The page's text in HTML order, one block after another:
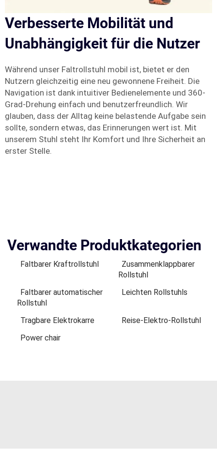
Verbesserte Mobilität und
Unabhängigkeit für die Nutzer
Während unser Faltrollstuhl mobil ist, bietet er den
Nutzern gleichzeitig eine neu gewonnene Freiheit. Die
Navigation ist dank intuitiver Bedienelemente und 360-
Grad-Drehung einfach und benutzerfreundlich. Wir
glauben, dass der Alltag keine belastende Aufgabe sein
sollte, sondern etwas, das Erinnerungen wert ist. Mit
unserem Stuhl steht Ihr Komfort und Ihre Sicherheit an
erster Stelle.
Verwandte Produktkategorien
Faltbarer Kraftrollstuhl
Zusammenklappbarer
Rollstuhl
Faltbarer automatischer
Rollstuhl
Leichten Rollstuhls
Tragbare Elektrokarre
Reise-Elektro-Rollstuhl
Power chair